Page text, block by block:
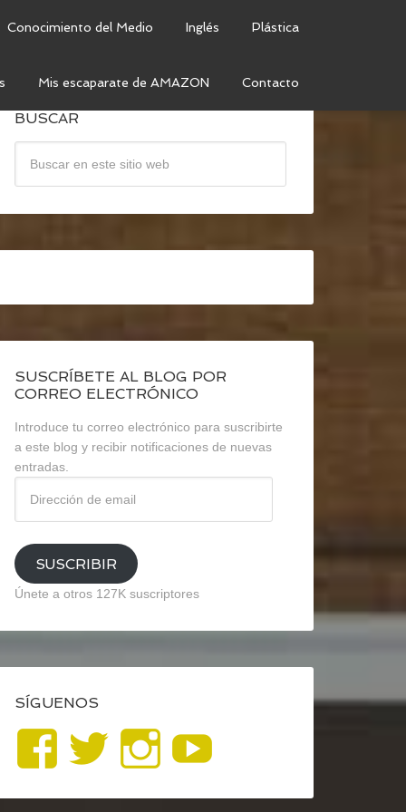
Conocimiento del Medio Inglés Plástica
Mis escaparate de AMAZON Contacto
BUSCAR
SUSCRÍBETE AL BLOG POR
CORREO ELECTRÓNICO
Introduce tu correo electrónico para suscribirte
a este blog y recibir notificaciones de nuevas
entradas.
email
SUSCRIBIR
Únete a otros 127K suscriptores
SÍGUENOS
Ver
perfil
Ver
perfil
Ver
perfil